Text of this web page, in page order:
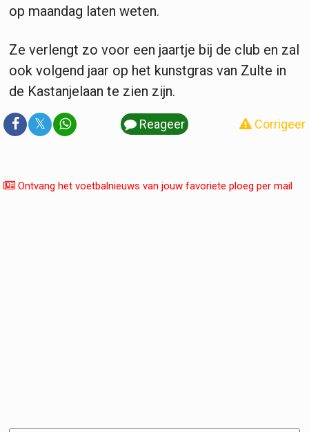
op maandag laten weten.
Ze verlengt zo voor een jaartje bij de club en zal
ook volgend jaar op het kunstgras van Zulte in
de Kastanjelaan te zien zijn.
𝕏 Reageer Corrigeer
Ontvang het voetbalnieuws van jouw favoriete ploeg per mail